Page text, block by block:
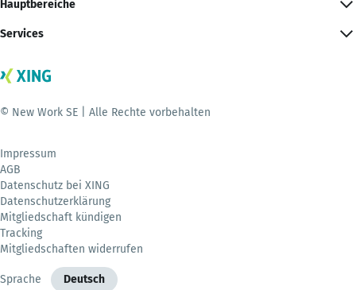
Hauptbereiche
Services
© New Work SE | Alle Rechte vorbehalten
Impressum
AGB
Datenschutz bei XING
Datenschutzerklärung
Mitgliedschaft kündigen
Tracking
Mitgliedschaften widerrufen
Sprache Deutsch